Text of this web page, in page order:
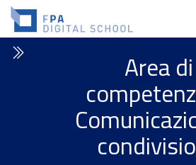
Skip to navigation
Skip to login form
Skip to main content
Skip to accessibility options
Skip to footer
Skip accessibility options
Area di